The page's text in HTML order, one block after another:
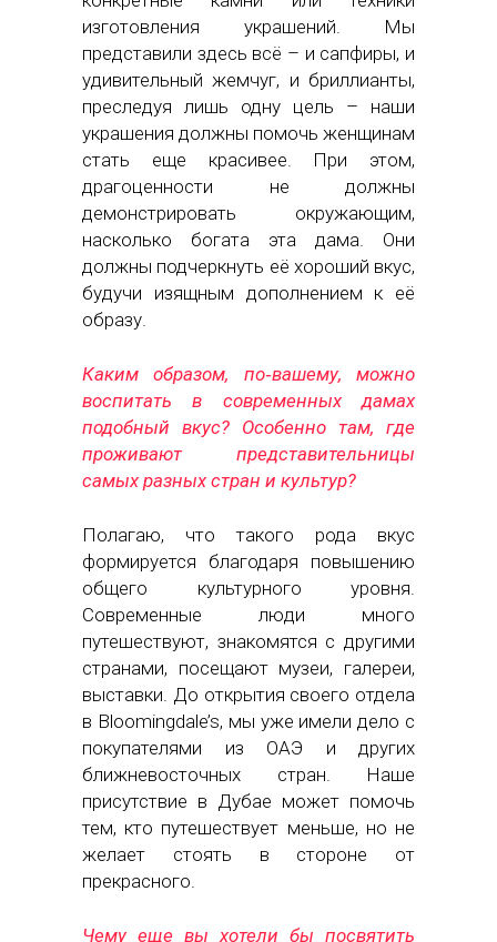
изготовления украшений. Мы
представили здесь всё – и сапфиры, и
удивительный жемчуг, и бриллианты,
преследуя лишь одну цель – наши
украшения должны помочь женщинам
стать еще красивее. При этом,
драгоценности не должны
демонстрировать окружающим,
насколько богата эта дама. Они
должны подчеркнуть её хороший вкус,
будучи изящным дополнением к её
образу.
Каким образом, по‑вашему, можно
воспитать в современных дамах
подобный вкус? Особенно там, где
проживают представительницы
самых разных стран и культур?
Полагаю, что такого рода вкус
формируется благодаря повышению
общего культурного уровня.
Современные люди много
путешествуют, знакомятся с другими
странами, посещают музеи, галереи,
выставки. До открытия своего отдела
в Bloomingdale’s, мы уже имели дело с
покупателями из ОАЭ и других
ближневосточных стран. Наше
присутствие в Дубае может помочь
тем, кто путешествует меньше, но не
желает стоять в стороне от
прекрасного.
Чему еще вы хотели бы посвятить